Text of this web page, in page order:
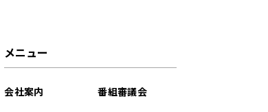
2026年02月
2026年01月
メニュー
会社案内 番組審議会